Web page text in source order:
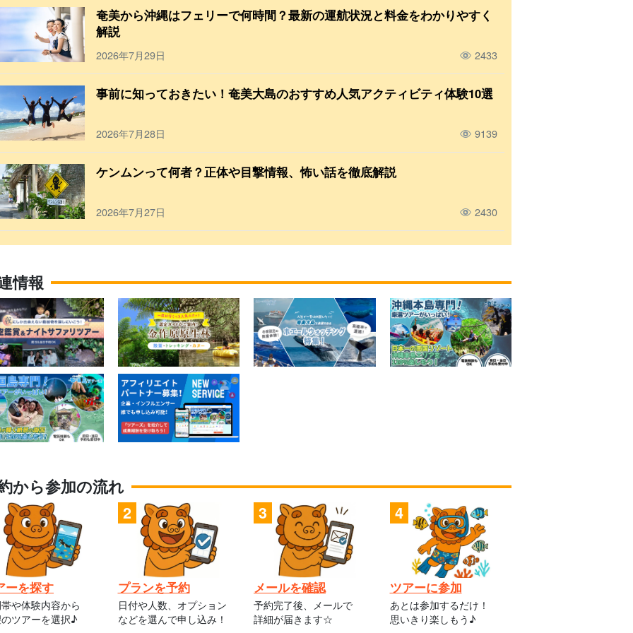
奄美から沖縄はフェリーで何時間？最新の運航状況と料金をわかりやすく
解説
2026年7月29日 2433
事前に知っておきたい！奄美大島のおすすめ人気アクティビティ体験10選
2026年7月28日 9139
ケンムンって何者？正体や目撃情報、怖い話を徹底解説
2026年7月27日 2430
情報
から参加の流れ
ーを探す
や体験内容から
ツアーを選択♪
プランを予約
日付や人数、オプション
などを選んで申し込み！
メールを確認
予約完了後、メールで
詳細が届きます☆
ツアーに参加
あとは参加するだけ！
思いきり楽しもう♪